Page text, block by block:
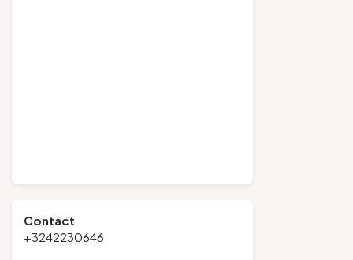
Contact
+3242230646